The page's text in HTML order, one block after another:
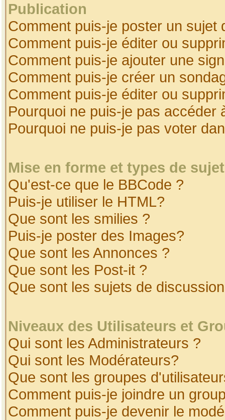
Publication
Comment puis-je poster un sujet
Comment puis-je éditer ou
Comment puis-je ajouter une
Comment puis-je créer un
Comment puis-je éditer ou
Pourquoi ne puis-je pas accéder
Pourquoi ne puis-je pas voter
Mise en forme et types de
Qu'est-ce que le BBCode ?
Puis-je utiliser le HTML?
Que sont les smilies ?
Puis-je poster des Images?
Que sont les Annonces ?
Que sont les Post-it ?
Que sont les sujets de
Niveaux des Utilisateurs et
Qui sont les Administrateurs ?
Qui sont les Modérateurs?
Que sont les groupes
Comment puis-je joindre un
Comment puis-je devenir le